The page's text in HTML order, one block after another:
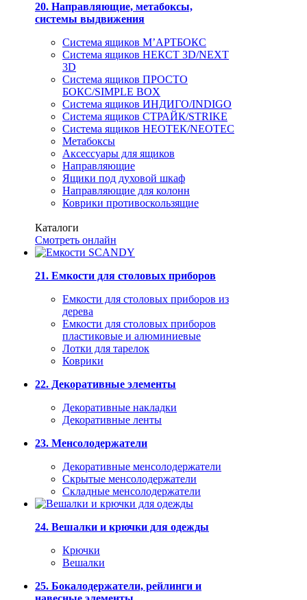
20. Направляющие, метабоксы,
системы выдвижения
Система ящиков М’АРТБОКС
Система ящиков НЕКСТ 3D/NEXT
3D
Система ящиков ПРОСТО
БОКС/SIMPLE BOX
Система ящиков ИНДИГО/INDIGO
Система ящиков СТРАЙК/STRIKE
Система ящиков НЕОТЕК/NEOTEC
Метабоксы
Аксессуары для ящиков
Направляющие
Ящики под духовой шкаф
Направляющие для колонн
Коврики противоскользящие
Каталоги
Смотреть онлайн
21. Емкости для столовых приборов
Емкости для столовых приборов из
дерева
Емкости для столовых приборов
пластиковые и алюминиевые
Лотки для тарелок
Коврики
22. Декоративные элементы
Декоративные накладки
Декоративные ленты
23. Менсолодержатели
Декоративные менсолодержатели
Скрытые менсолодержатели
Складные менсолодержатели
24. Вешалки и крючки для одежды
Крючки
Вешалки
25. Бокалодержатели, рейлинги и